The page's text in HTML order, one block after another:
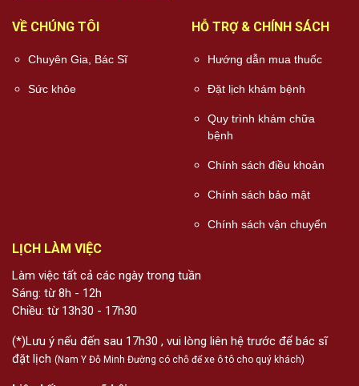
VỀ CHÚNG TÔI
Chuyên Gia, Bác Sĩ
Sức khỏe
HỖ TRỢ & CHÍNH SÁCH
Hướng dẫn mua thuốc
Đặt lịch khám bệnh
Quy trình khám chữa
bệnh
Chính sách điều khoản
Chính sách bảo mật
Chính sách vận chuyển
LỊCH LÀM VIỆC
Làm việc tất cả các ngày trong tuần
Sáng: từ 8h - 12h
Chiều: từ 13h30 - 17h30
(*)Lưu ý nếu đến sau 17h30 , vui lòng liên hệ trước để bác sĩ
đặt lịch (Nam Y Đỗ Minh Đường có chỗ để xe ô tô cho quý khách)